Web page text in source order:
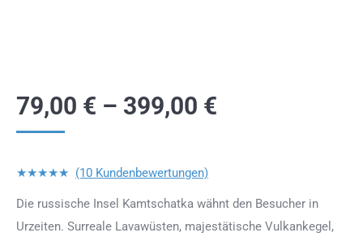
79,00 € – 399,00 €
★★★★★ (10 Kundenbewertungen)
Die russische Insel Kamtschatka wähnt den Besucher in
Urzeiten. Surreale Lavawüsten, majestätische Vulkankegel,